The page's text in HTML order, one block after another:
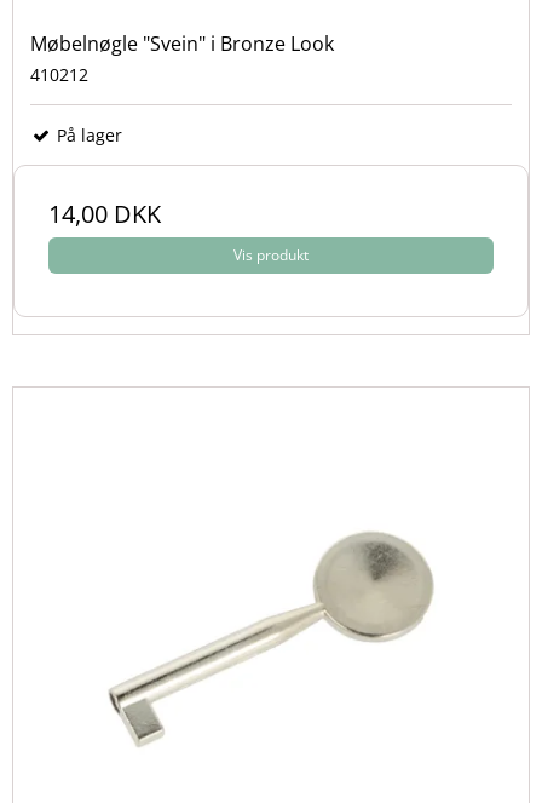
Møbelnøgle "Svein" i Bronze Look
410212
På lager
14,00 DKK
Vis produkt